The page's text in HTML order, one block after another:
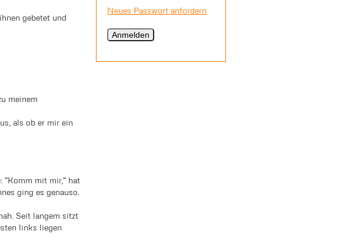
Neues Passwort anfordern
gebetet und
meinem
als ob er mir ein
"Komm mit mir," hat
ging es genauso.
Seit langem sitzt
links liegen